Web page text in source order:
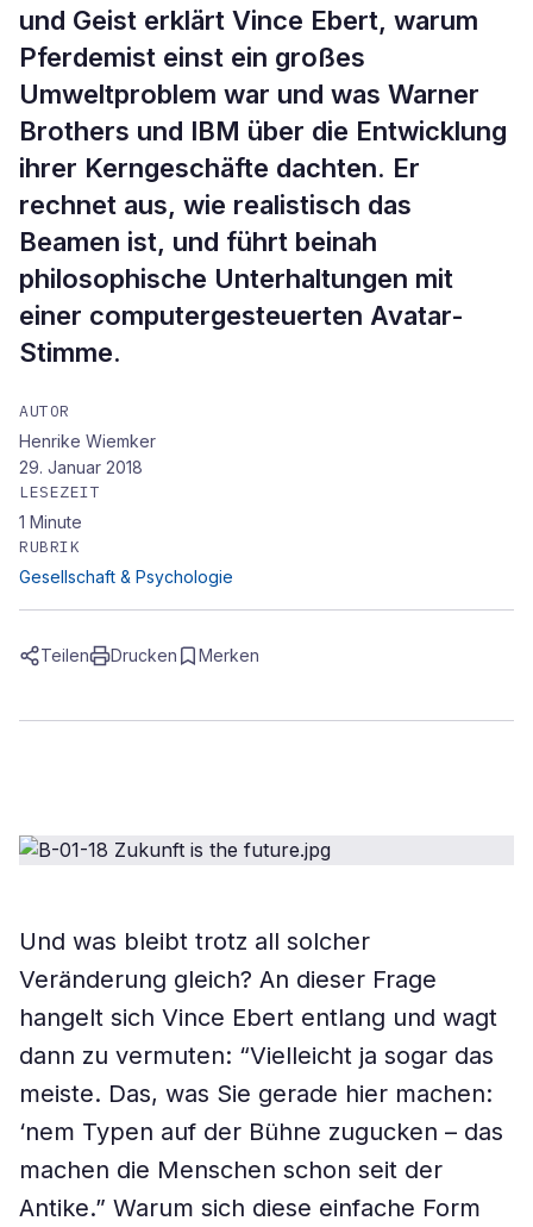
und Geist erklärt Vince Ebert, warum
Pferdemist einst ein großes
Umweltproblem war und was Warner
Brothers und IBM über die Entwicklung
ihrer Kerngeschäfte dachten. Er
rechnet aus, wie realistisch das
Beamen ist, und führt beinah
philosophische Unterhaltungen mit
einer computergesteuerten Avatar-
Stimme.
AUTOR
Henrike Wiemker
29. Januar 2018
LESEZEIT
1 Minute
RUBRIK
Gesellschaft & Psychologie
Teilen Drucken Merken
Und was bleibt trotz all solcher
Veränderung gleich? An dieser Frage
hangelt sich Vince Ebert entlang und wagt
dann zu vermuten: “Vielleicht ja sogar das
meiste. Das, was Sie gerade hier machen:
‘nem Typen auf der Bühne zugucken – das
machen die Menschen schon seit der
Antike.” Warum sich diese einfache Form